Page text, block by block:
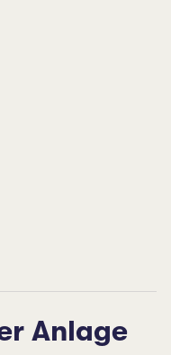
Anlage